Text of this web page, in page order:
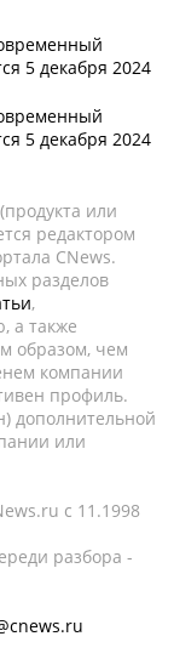
5 декабря 2024
5 декабря 2024
или
редактором
CNews.
разделов
,
а также
образом, чем
компании
профиль.
дополнительной
или
c 11.1998
разбора -